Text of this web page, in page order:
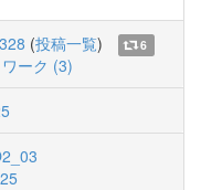
(投稿一覧)
6
ーク (3)